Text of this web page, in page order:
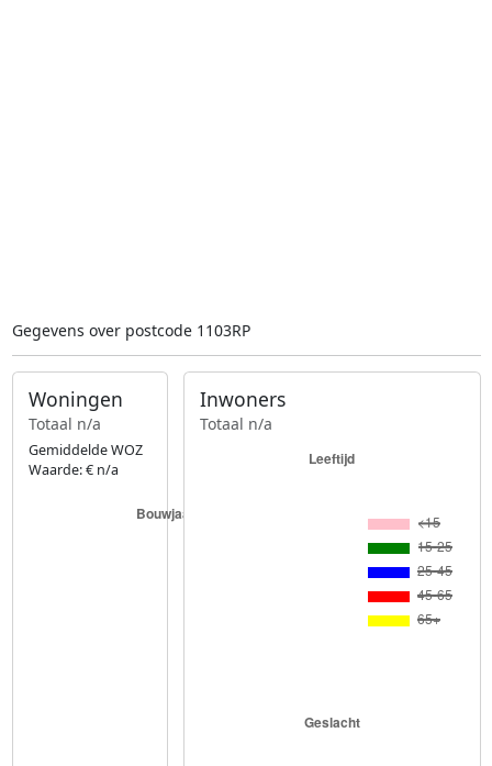
Gegevens over postcode 1103RP
Woningen
Totaal n/a
Gemiddelde WOZ
Waarde: € n/a
Inwoners
Totaal n/a